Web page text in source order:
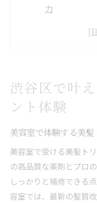
力
渋谷トリー
ー比較
渋谷で話題の
渋谷エリアの
ド
美容室の口コ
メント
渋谷区で叶
ント体験
美容室で体験する美
美容室で受ける美髪ト
の高品質な薬剤とプロ
しっかりと補修できる
容室では、最新の髪質